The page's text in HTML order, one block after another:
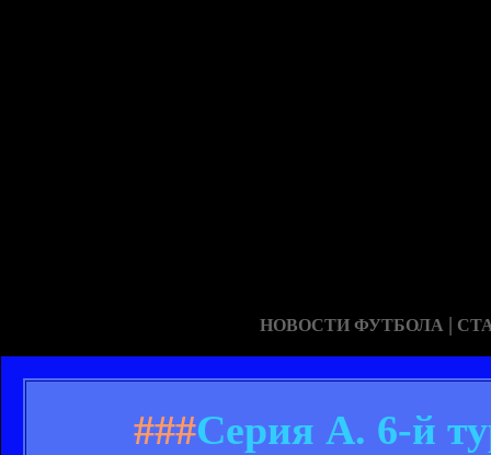
НОВОСТИ ФУТБОЛА |
###Серия А. 6-й